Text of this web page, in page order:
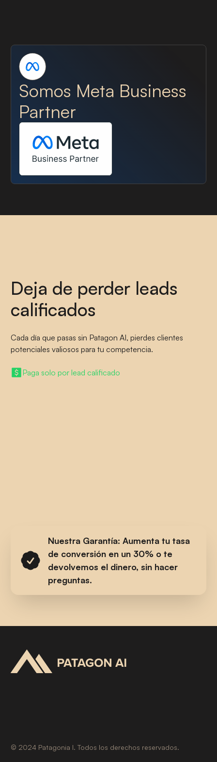
Somos Meta Business
Partner
Deja de perder leads
calificados
Cada día que pasas sin Patagon AI, pierdes clientes
potenciales valiosos para tu competencia.
Paga solo por lead calificado
Nuestra Garantía: Aumenta tu tasa
de conversión en un 30% o te
devolvemos el dinero, sin hacer
preguntas.
© 2024 Patagonia I. Todos los derechos reservados.